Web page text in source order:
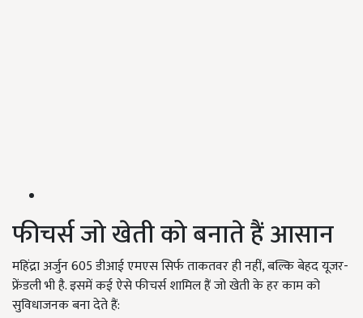
फीचर्स जो खेती को बनाते हैं आसान
महिंद्रा अर्जुन 605 डीआई एमएस सिर्फ ताकतवर ही नहीं, बल्कि बेहद यूजर-
फ्रेंडली भी है. इसमें कई ऐसे फीचर्स शामिल हैं जो खेती के हर काम को
सुविधाजनक बना देते हैं: